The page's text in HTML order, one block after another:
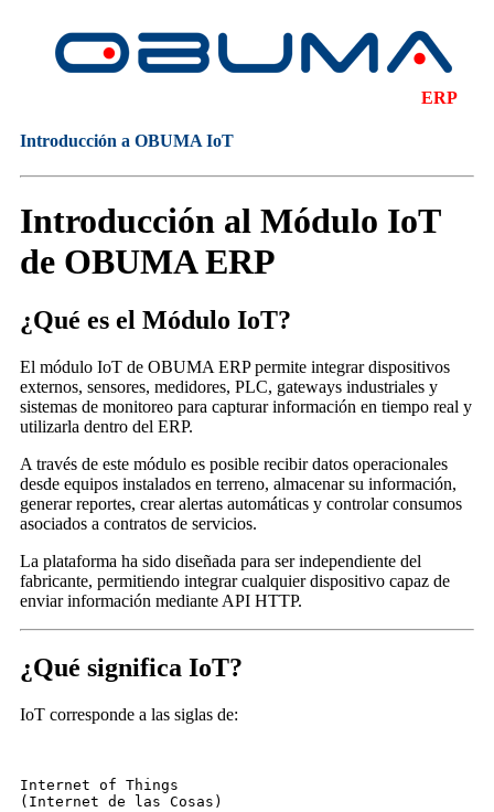
ERP
Introducción a OBUMA IoT
Introducción al Módulo IoT
de OBUMA ERP
¿Qué es el Módulo IoT?
El módulo IoT de OBUMA ERP permite integrar dispositivos
externos, sensores, medidores, PLC, gateways industriales y
sistemas de monitoreo para capturar información en tiempo real y
utilizarla dentro del ERP.
A través de este módulo es posible recibir datos operacionales
desde equipos instalados en terreno, almacenar su información,
generar reportes, crear alertas automáticas y controlar consumos
asociados a contratos de servicios.
La plataforma ha sido diseñada para ser independiente del
fabricante, permitiendo integrar cualquier dispositivo capaz de
enviar información mediante API HTTP.
¿Qué significa IoT?
IoT corresponde a las siglas de:
Internet of Things
(Internet de las Cosas)